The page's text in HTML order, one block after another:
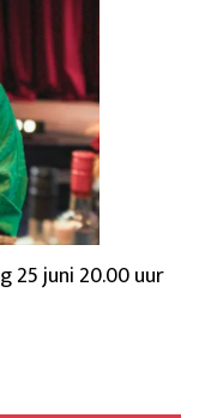
25 juni 20.00 uur